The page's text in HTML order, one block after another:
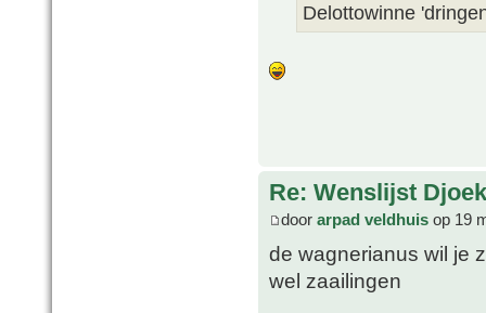
Delottowinne
Re: Wenslijst
door arpad veldhuis op 19
de wagnerianus wil je
wel zaailingen